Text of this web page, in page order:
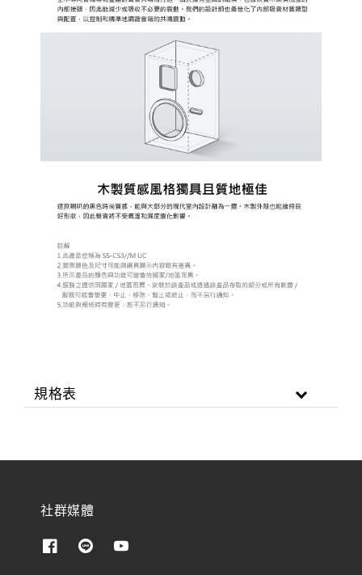
規格表
社群媒體